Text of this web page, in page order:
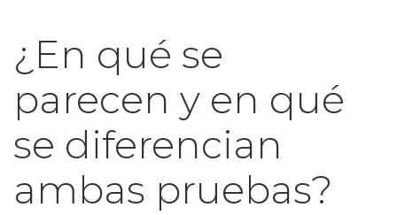
¿En qué se
parecen y en qué
se diferencian
ambas pruebas?